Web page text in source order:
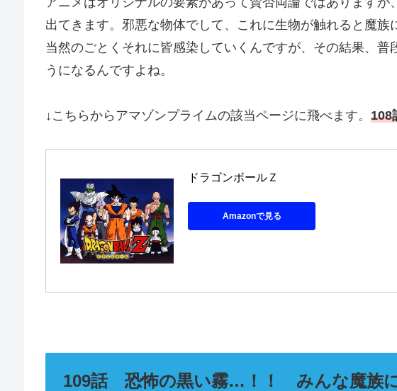
出てきます。邪悪な物体でして、これに生物が触れると魔族
当然のごとくそれに皆感染していくんですが、その結果、普
うになるんですよね。
↓こちらからアマゾンプライムの該当ページに飛べます。 108
ドラゴンボールＺ
Amazonで見る
109話 恐怖の黒い霧…！！ みんな魔族